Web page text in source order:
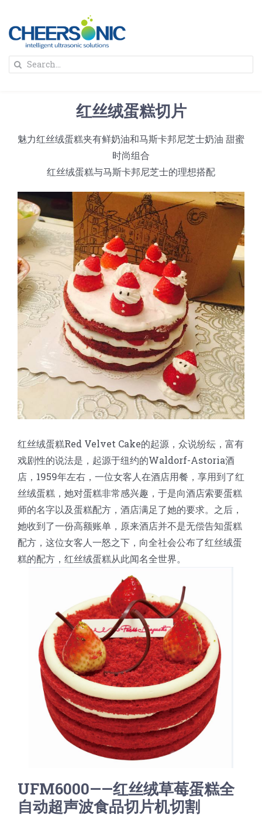
content
圆蛋糕切割机
蛋糕切块机
蛋糕切片机
三角蛋糕切割机
奶酪切片
圆形奶酪切片
块状奶酪切片
条状奶酪切片
挤出奶酪切片
三明治/披萨/寿司切割
披萨切割机
三明治切割机
寿司切割机
面团
常温面团切割
冷冻面团切割
糕点/糖果
牛轧糖切割
宠物食品
公司新闻
关于我们
人才招聘
联系我们
Search
红丝绒蛋糕切片
魅力红丝绒蛋糕夹有鲜奶油和马斯卡邦尼芝士奶油 甜蜜
时尚组合
红丝绒蛋糕与马斯卡邦尼芝士的理想搭配
红丝绒蛋糕Red Velvet Cake的起源，众说纷纭，富有
戏剧性的说法是，起源于纽约的Waldorf-Astoria酒
店，1959年左右，一位女客人在酒店用餐，享用到了红
丝绒蛋糕，她对蛋糕非常感兴趣，于是向酒店索要蛋糕
师的名字以及蛋糕配方，酒店满足了她的要求。之后，
她收到了一份高额账单，原来酒店并不是无偿告知蛋糕
配方，这位女客人一怒之下，向全社会公布了红丝绒蛋
糕的配方，红丝绒蛋糕从此闻名全世界。
UFM6000——红丝绒草莓蛋糕全
自动超声波食品切片机切割